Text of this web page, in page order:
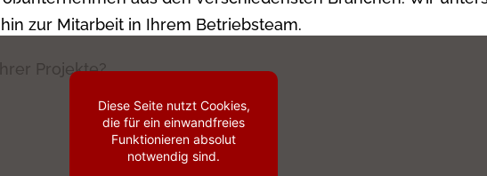
zur Mitarbeit in Ihrem Betriebsteam.
Projekte?
KONTAKT
Diese Seite nutzt Cookies,
die für ein einwandfreies
Funktionieren absolut
notwendig sind.